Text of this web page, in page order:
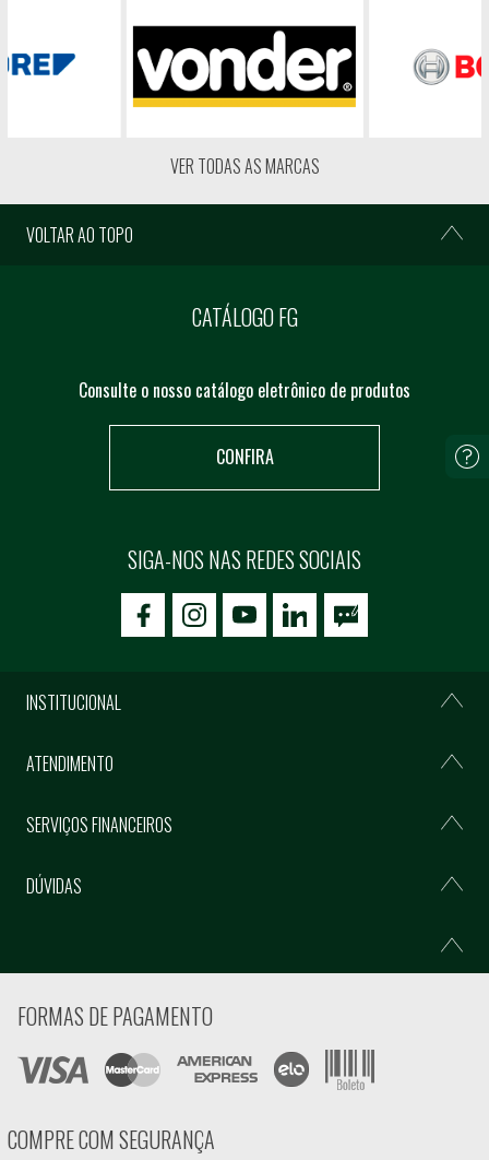
VER TODAS AS MARCAS
VOLTAR AO TOPO
CATÁLOGO FG
Consulte o nosso catálogo eletrônico de produtos
CONFIRA
SIGA-NOS NAS REDES SOCIAIS
icon-facebookicon-social02icon-social03
INSTITUCIONAL
ATENDIMENTO
SERVIÇOS FINANCEIROS
DÚVIDAS
FORMAS DE PAGAMENTO
COMPRE COM SEGURANÇA